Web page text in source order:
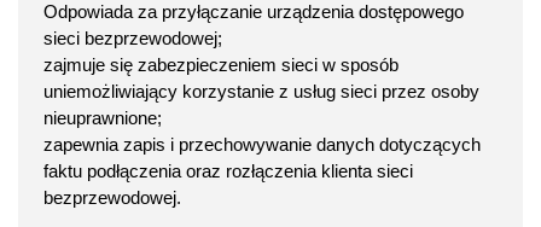
Odpowiada za przyłączanie urządzenia dostępowego
sieci bezprzewodowej;
zajmuje się zabezpieczeniem sieci w sposób
uniemożliwiający korzystanie z usług sieci przez osoby
nieuprawnione;
zapewnia zapis i przechowywanie danych dotyczących
faktu podłączenia oraz rozłączenia klienta sieci
bezprzewodowej.